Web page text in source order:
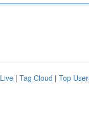
Live | Tag Cloud | Top